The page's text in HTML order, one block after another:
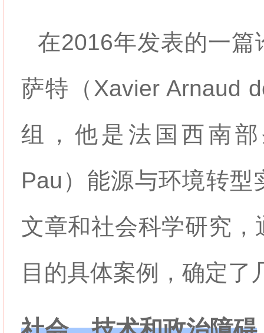
在2016年发表的一篇
萨特（Xavier Arnaud
组，他是法国西南
Pau）能源与环境转
文章和社会科学研究
目的具体案例，确定了